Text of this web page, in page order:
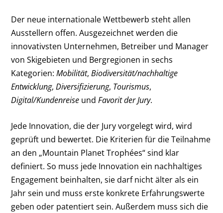
Der neue internationale Wettbewerb steht allen
Ausstellern offen. Ausgezeichnet werden die
innovativsten Unternehmen, Betreiber und Manager
von Skigebieten und Bergregionen in sechs
Kategorien:Mobilität,Biodiversität/nachhaltige
Entwicklung,Diversifizierung, Tourismus,
Digital/Kundenreise undFavorit der Jury.
Jede Innovation, die der Jury vorgelegt wird, wird
geprüft und bewertet. Die Kriterien für die Teilnahme
an den „Mountain Planet Trophées“ sind klar
definiert. So muss jede Innovation ein nachhaltiges
Engagement beinhalten, sie darf nicht älter als ein
Jahr sein und muss erste konkrete Erfahrungswerte
geben oder patentiert sein. Außerdem muss sich die